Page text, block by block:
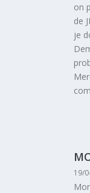
on
de
je
19/